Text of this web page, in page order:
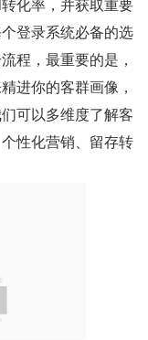
登录系统必备的选
程，最重要的是，
进你的客群画像，
可以多维度了解客
性化营销、留存转